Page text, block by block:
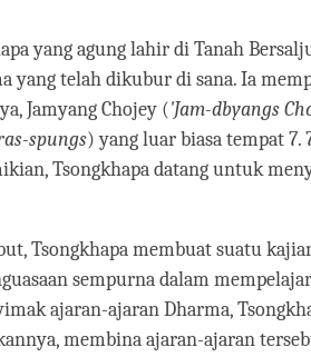
yang agung lahir di Tanah
yang telah dikubur di sana. Ia
Jamyang Chojey ('Jam-dbyangs
spungs) yang luar biasa tempat 7.
Tsongkhapa datang untuk
Tsongkhapa membuat suatu
sempurna dalam
ajaran-ajaran Dharma,
membina ajaran-ajaran